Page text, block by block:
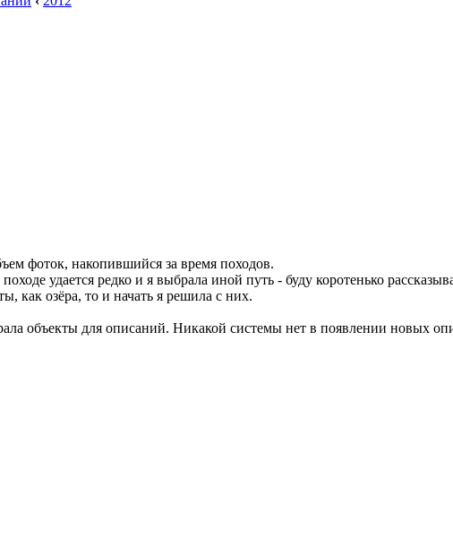
фоток, накопившийся за время походов.
удается редко и я выбрала иной путь - буду коротенько
как озёра, то и начать я решила с них.
объекты для описаний. Никакой системы нет в появлении новых